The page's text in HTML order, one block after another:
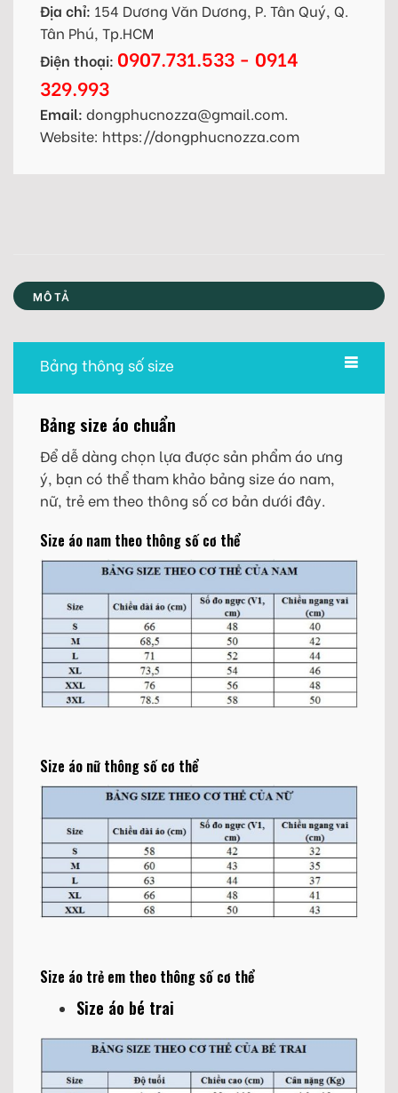
Địa chỉ: 154 Dương Văn Dương, P. Tân Quý, Q.
Tân Phú, Tp.HCM
Điện thoại: 0907.731.533 - 0914
329.993
Email: dongphucnozza@gmail.com.
Website: https://dongphucnozza.com
MÔ TẢ
Bảng thông số size
Bảng size áo chuẩn
Để dễ dàng chọn lựa được sản phẩm áo ưng
ý, bạn có thể tham khảo bảng size áo nam,
nữ, trẻ em theo thông số cơ bản dưới đây.
Size áo nam theo thông số cơ thể
Size áo nữ thông số cơ thể
Size áo trẻ em theo thông số cơ thể
Size áo bé trai